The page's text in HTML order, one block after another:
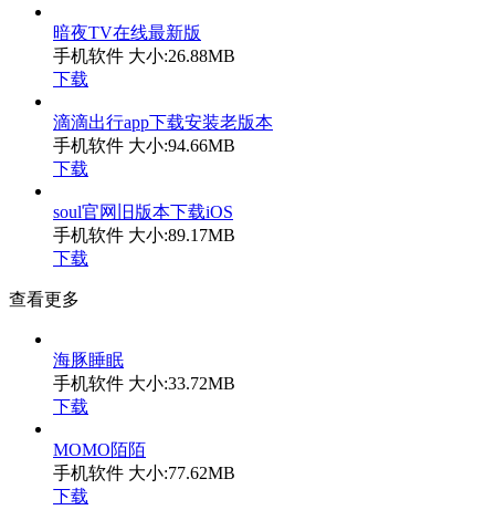
暗夜TV在线最新版
手机软件 大小:26.88MB
下载
滴滴出行app下载安装老版本
手机软件 大小:94.66MB
下载
soul官网旧版本下载iOS
手机软件 大小:89.17MB
下载
查看更多
海豚睡眠
手机软件 大小:33.72MB
下载
MOMO陌陌
手机软件 大小:77.62MB
下载